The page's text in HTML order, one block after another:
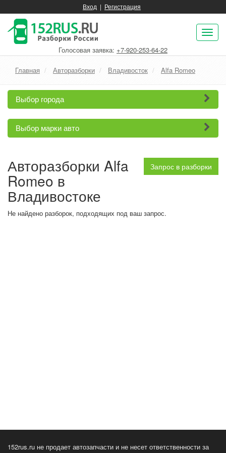
Вход | Регистрация
Голосовая заявка: +7-920-253-64-22
Главная Авторазборки Владивосток Alfa Romeo
Выбор города
Выбор марки авто
Запрос в разборки
Авторазборки Alfa
Romeo в
Владивостоке
Не найдено разборок, подходящих под ваш запрос.
152rus.ru не продает автозапчасти и не несет ответственности за